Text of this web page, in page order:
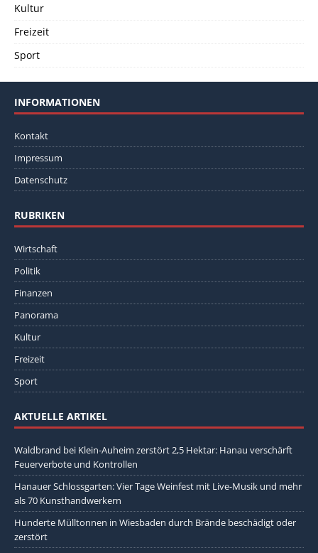
Kultur
Freizeit
Sport
INFORMATIONEN
Kontakt
Impressum
Datenschutz
RUBRIKEN
Wirtschaft
Politik
Finanzen
Panorama
Kultur
Freizeit
Sport
AKTUELLE ARTIKEL
Waldbrand bei Klein-Auheim zerstört 2,5 Hektar: Hanau verschärft
Feuerverbote und Kontrollen
Hanauer Schlossgarten: Vier Tage Weinfest mit Live-Musik und mehr
als 70 Kunsthandwerkern
Hunderte Mülltonnen in Wiesbaden durch Brände beschädigt oder
zerstört